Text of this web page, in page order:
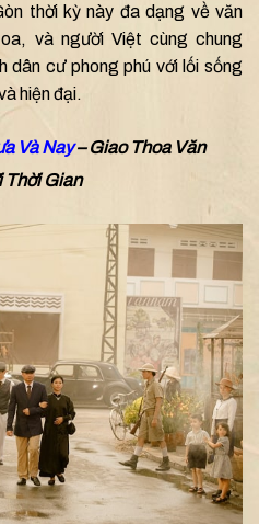
thời kỳ này đa dạng về văn
và người Việt cùng chung
dân cư phong phú với lối sống
hiện đại.
Và Nay– Giao Thoa Văn
Thời Gian